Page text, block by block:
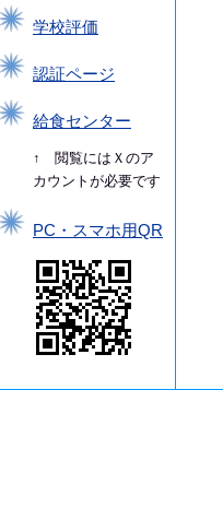
学校評価
認証ページ
給食センター
↑ 閲覧にはＸのア
カウントが必要です
PC・スマホ用QR